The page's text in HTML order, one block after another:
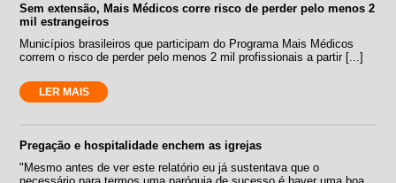
Sem extensão, Mais Médicos corre risco de perder pelo menos 2
mil estrangeiros
Municípios brasileiros que participam do Programa Mais Médicos
correm o risco de perder pelo menos 2 mil profissionais a partir [...]
LER MAIS
Pregação e hospitalidade enchem as igrejas
"Mesmo antes de ver este relatório eu já sustentava que o